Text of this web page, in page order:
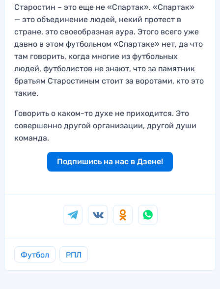
Старостин – это еще не «Спартак». «Спартак»
— это объединение людей, некий протест в
стране, это своеобразная аура. Этого всего уже
давно в этом футбольном «Спартаке» нет, да что
там говорить, когда многие из футбольных
людей, футболистов не знают, что за памятник
братьям Старостиным стоит за воротами, кто это
такие.
Говорить о каком-то духе не приходится. Это
совершенно другой организации, другой души
команда.
Подпишись на нас в Дзене!
Футбол РПЛ